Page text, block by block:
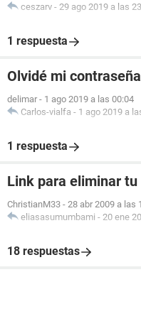
ceszarv - 29 ago 2019 a las
1 respuesta
Olvidé mi
delimar - 1 ago 2019 a las 00:04
Carlos-vialfa - 1 ago 2019 a
1 respuesta
Link para eliminar
ChristianM33 - 28 abr 2009 a las
eliasasumumbami - 20 ene
18 respuestas